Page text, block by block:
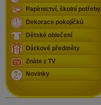
Papírnictví, školní potřeby
Dekorace pokojíčků
Dětské oblečení
Dárkové předměty
Znáte z TV
Novinky